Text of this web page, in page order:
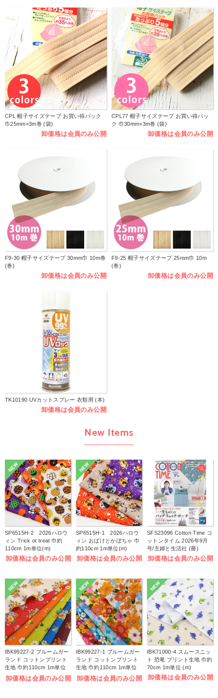
CPL 帽子サイズテープ お買い得パック
巾25mm×3m巻 (袋)
卸価格は会員のみ公開
CPL77 帽子サイズテープ お買い得パッ
ク 巾30mm×3m巻 (袋)
卸価格は会員のみ公開
F9-30 帽子サイズテープ 30mm巾 10m巻
(巻)
卸価格は会員のみ公開
F9-25 帽子サイズテープ 25mm巾 10m
(巻)
卸価格は会員のみ公開
TK10190 UVカットスプレー 衣類用 (本)
卸価格は会員のみ公開
New Items
NEW
SP6515H-2 2026ハロウ
ィン Trick ot treat 巾約
110cm 1m単位(m)
卸価格は会員のみ公開
NEW
SP6515H-1 2026ハロウ
ィン おばけとかぼちゃ 巾
約110cm 1m単位(m)
卸価格は会員のみ公開
SFS23096 Cotton Time コ
ットンタイム 2026年9月
号/主婦と生活社 (冊)
卸価格は会員のみ公開
NEW
IBK99227-2 ブルームガー
ランド コットンプリント
生地 巾約110cm 1m単位
(m)
卸価格は会員のみ公開
NEW
IBK99227-1 ブルームガー
ランド コットンプリント
生地 巾約110cm 1m単位
(m)
卸価格は会員のみ公開
NEW
IBK71000-4 スムースニッ
ト 恐竜 プリント生地 巾約
70cm 1m単位 (m)
卸価格は会員のみ公開